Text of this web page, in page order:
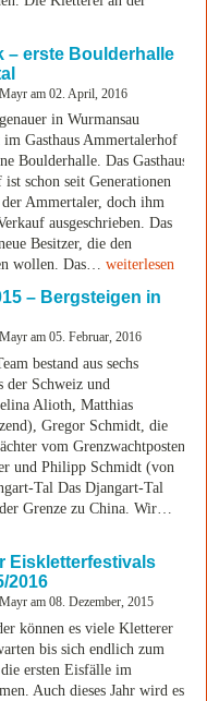
– erste Boulderhalle
am 02. April, 2016
in Wurmansau
im Gasthaus Ammertalerhof
Boulderhalle. Das Gasthaus
schon seit Generationen
Ammertaler, doch ihm
ausgeschrieben. Das
Besitzer, die den
wollen. Das…weiterlesen
– Bergsteigen in
am 05. Februar, 2016
bestand aus sechs
der Schweiz und
Alioth, Matthias
Gregor Schmidt, die
vom Grenzwachtposten
und Philipp Schmidt (von
Tal Das Djangart-Tal
Grenze zu China. Wir…
Eiskletterfestivals
2016
am 08. Dezember, 2015
können es viele Kletterer
bis sich endlich zum
die ersten Eisfälle im
Auch dieses Jahr wird es